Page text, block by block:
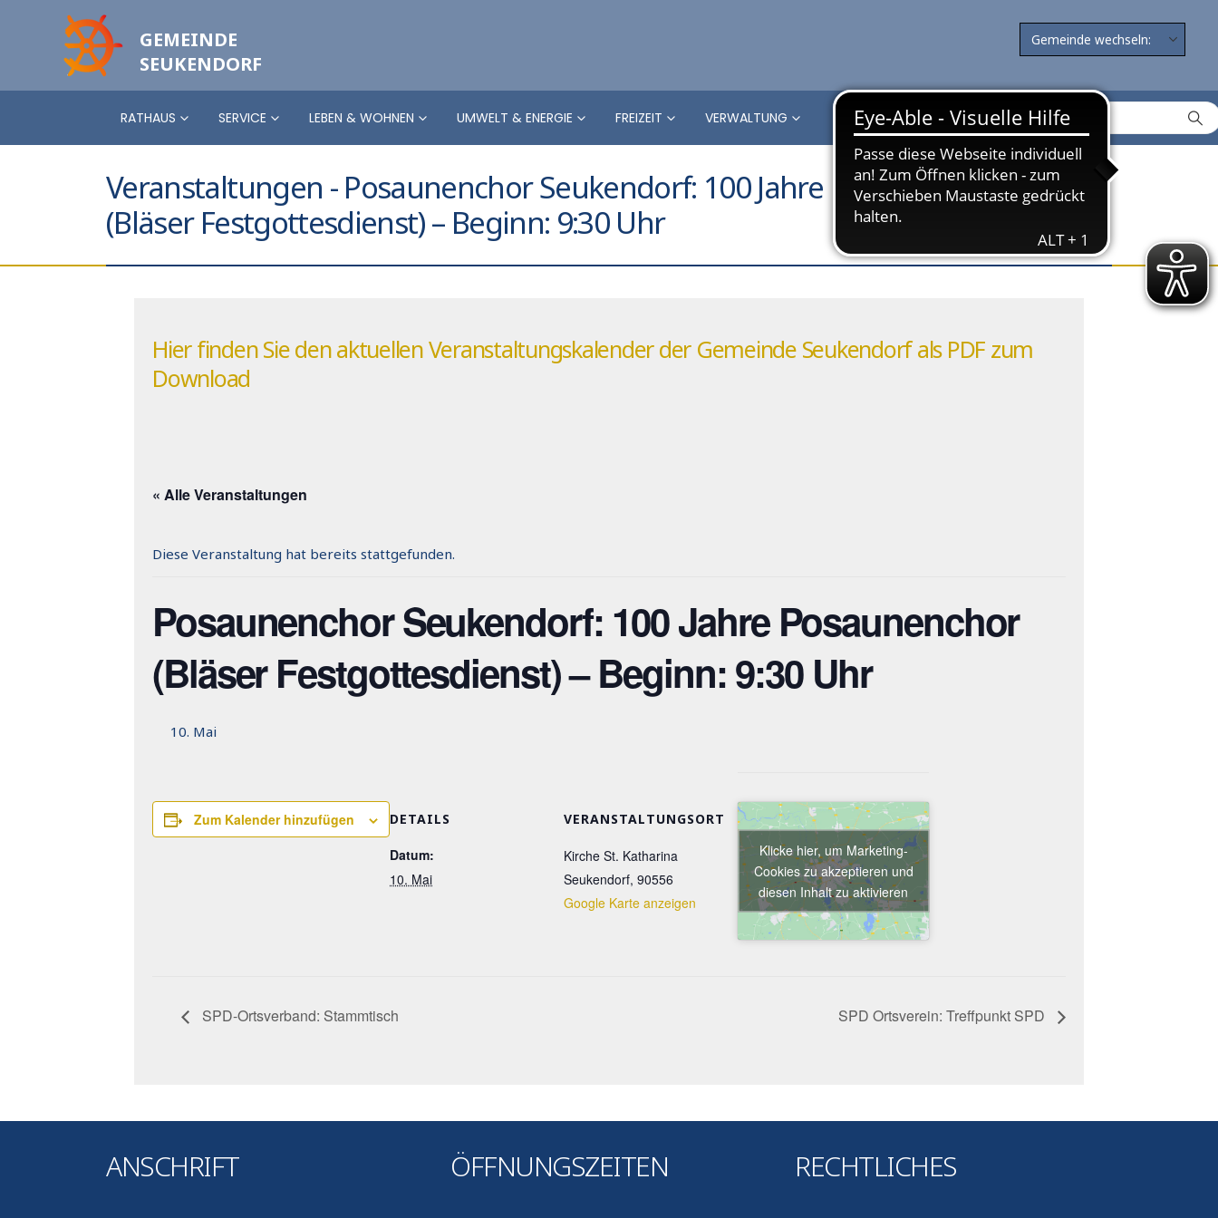
GEMEINDE
SEUKENDORF
RATHAUS SERVICE LEBEN & WOHNEN UMWELT & ENERGIE FREIZEIT VERWALTUNG
Veranstaltungen - Posaunenchor Seukendorf: 100 Jahre Posaunenchor
(Bläser Festgottesdienst) – Beginn: 9:30 Uhr
Hier finden Sie den aktuellen Veranstaltungskalender der Gemeinde Seukendorf als PDF zum
Download
« Alle Veranstaltungen
Diese Veranstaltung hat bereits stattgefunden.
Posaunenchor Seukendorf: 100 Jahre Posaunenchor
(Bläser Festgottesdienst) – Beginn: 9:30 Uhr
10. Mai
Zum Kalender hinzufügen DETAILS
Datum:
10. Mai
VERANSTALTUNGSORT
Kirche St. Katharina
Seukendorf, 90556
Google Karte anzeigen
Klicke hier, um Marketing-
Cookies zu akzeptieren und
diesen Inhalt zu aktivieren
SPD-Ortsverband: Stammtisch SPD Ortsverein: Treffpunkt SPD
ANSCHRIFT ÖFFNUNGSZEITEN RECHTLICHES